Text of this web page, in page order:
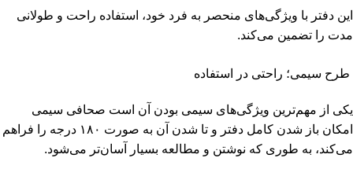
این دفتر با ویژگی‌های منحصر به فرد خود، استفاده راحت و طولانی
مدت را تضمین می‌کند.
طرح سیمی؛ راحتی در استفاده
یکی از مهم‌ترین ویژگی‌های سیمی بودن آن است صحافی سیمی
امکان باز شدن کامل دفتر و تا شدن آن به صورت ۱۸۰ درجه را فراهم
می‌کند، به طوری که نوشتن و مطالعه بسیار آسان‌تر می‌شود.